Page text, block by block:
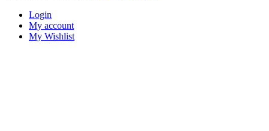
Login
My account
My Wishlist